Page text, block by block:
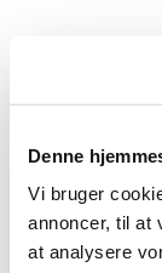
Denne
Vi bruger
annoncer, til at
at analysere